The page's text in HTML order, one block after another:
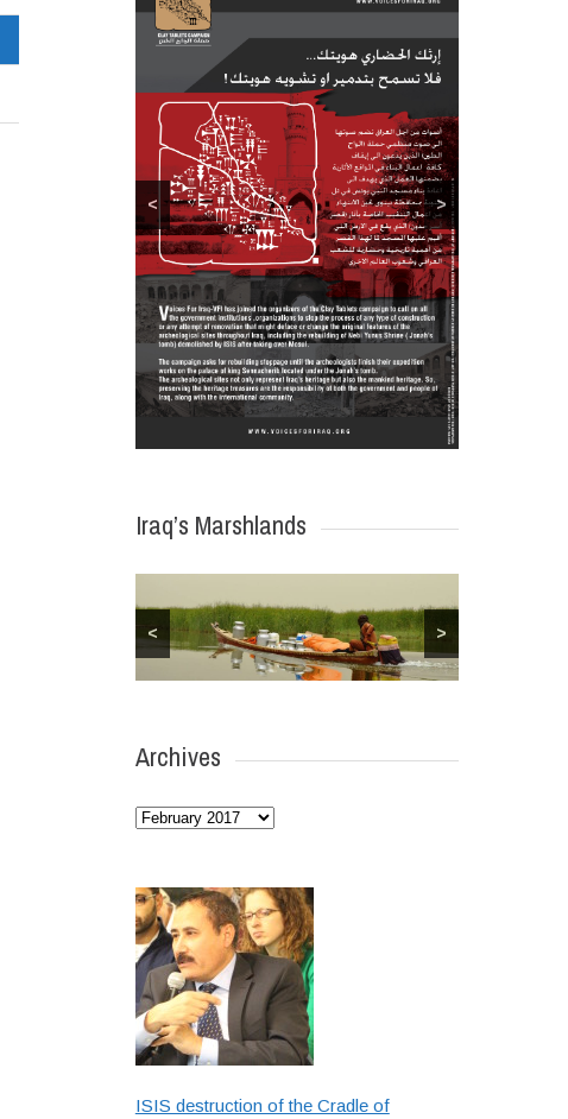
< >
Iraq’s Marshlands
< >
Archives
Archives
ISIS destruction of the Cradle of